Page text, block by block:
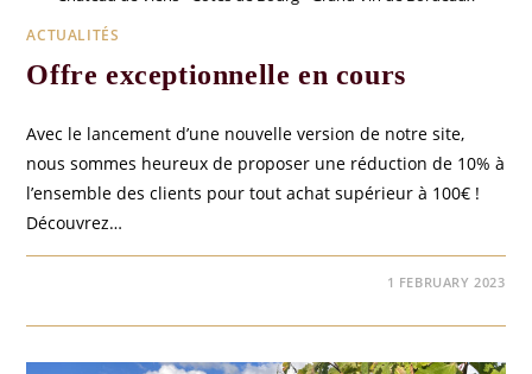
ACTUALITÉS
Offre exceptionnelle en cours
Avec le lancement d’une nouvelle version de notre site,
nous sommes heureux de proposer une réduction de 10% à
l’ensemble des clients pour tout achat supérieur à 100€ !
Découvrez…
1 FEBRUARY 2023